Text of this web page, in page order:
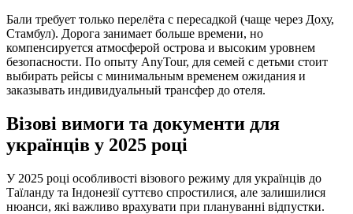
Бали требует только перелёта с пересадкой (чаще через Доху,
Стамбул). Дорога занимает больше времени, но
компенсируется атмосферой острова и высоким уровнем
безопасности. По опыту AnyTour, для семей с детьми стоит
выбирать рейсы с минимальным временем ожидания и
заказывать индивидуальный трансфер до отеля.
Візові вимоги та документи для
українців у 2025 році
У 2025 році особливості візового режиму для українців до
Таїланду та Індонезії суттєво спростилися, але залишилися
нюанси, які важливо врахувати при плануванні відпустки.